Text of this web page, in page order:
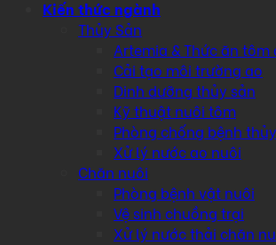
Kiến thức ngành
Thủy Sản
Artemia & Thức ăn tôm
Cải tạo môi trường ao
Dinh dưỡng thủy sản
Kỹ thuật nuôi tôm
Phòng chống bệnh
Xử lý nước ao nuôi
Chăn nuôi
Phòng bệnh vật nuôi
Vệ sinh chuồng trại
Xử lý nước thải chăn